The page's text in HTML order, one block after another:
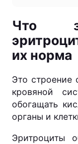
Что
их норма
Это строение
кровяной
обогащать
органы и
Эритроциты